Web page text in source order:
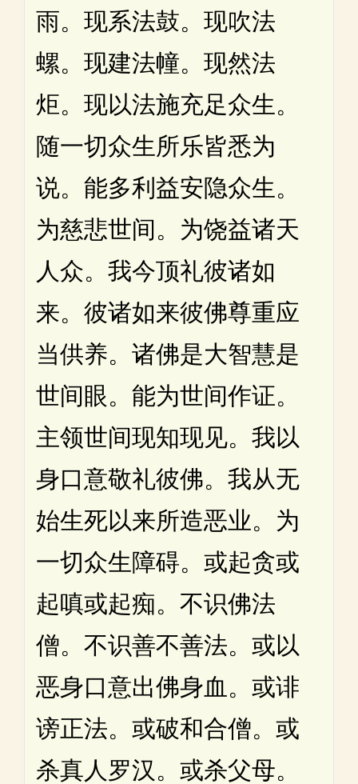
雨。现系法鼓。现吹法
螺。现建法幢。现然法
炬。现以法施充足众生。
随一切众生所乐皆悉为
说。能多利益安隐众生。
为慈悲世间。为饶益诸天
人众。我今顶礼彼诸如
来。彼诸如来彼佛尊重应
当供养。诸佛是大智慧是
世间眼。能为世间作证。
主领世间现知现见。我以
身口意敬礼彼佛。我从无
始生死以来所造恶业。为
一切众生障碍。或起贪或
起嗔或起痴。不识佛法
僧。不识善不善法。或以
恶身口意出佛身血。或诽
谤正法。或破和合僧。或
杀真人罗汉。或杀父母。